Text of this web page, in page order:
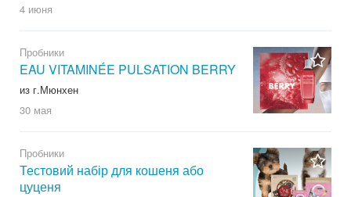
4 июня
Пробники
EAU VITAMINÉE PULSATION BERRY
из г.Мюнхен
30 мая
Пробники
Тестовий набір для кошеня або
цуценя